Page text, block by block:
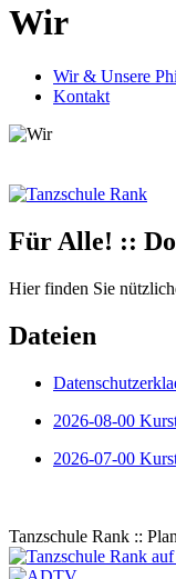
Wir
Wir & Unsere
Kontakt
Für Alle! ::
Hier finden Sie
Dateien
2026-08-00
2026-07-00
Tanzschule Rank ::